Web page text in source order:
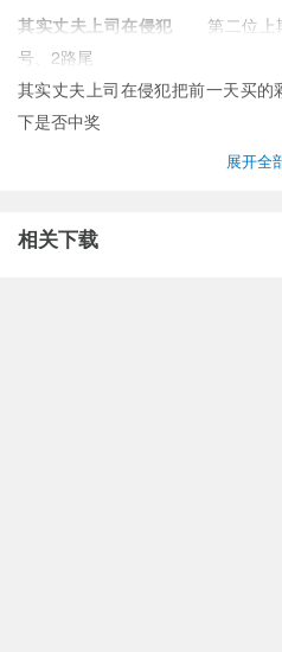
其实丈夫上司在侵犯 第二位上期红
号、2路尾
其实丈夫上司在侵犯把前一天买
下是否中奖
展开全
相关下载